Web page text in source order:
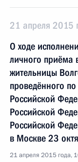
21 апреля 2015
О ходе
личного приёма
жительницы
проведённого
Российской
Российской
Российской
в Москве 23
21 апреля 2015 года,